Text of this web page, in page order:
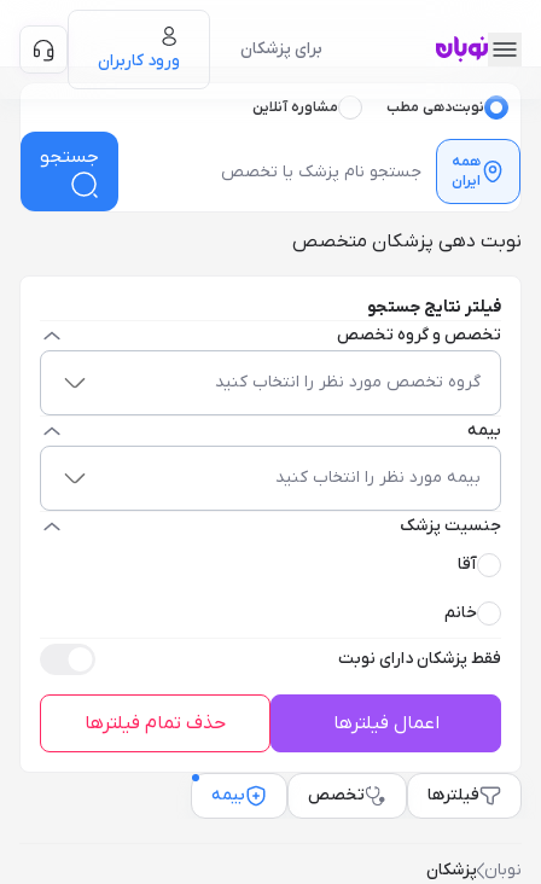
برای پزشکان
ورود کاربران
نوبت‌دهی مطب مشاوره آنلاین
همه
ایران
جستجو
نوبت دهی پزشکان متخصص
فیلتر نتایج جستجو
تخصص و گروه تخصص
گروه تخصص مورد نظر را انتخاب کنید
بیمه
بیمه مورد نظر را انتخاب کنید
جنسیت پزشک
آقا
خانم
فقط پزشکان دارای نوبت
اعمال فیلترها حذف تمام فیلترها
فیلترها تخصص بیمه
نوبان پزشکان